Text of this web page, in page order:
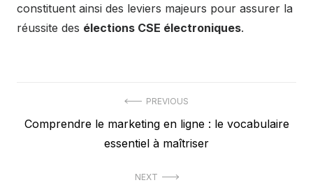
constituent ainsi des leviers majeurs pour assurer la
réussite des élections CSE électroniques.
navigation
PREVIOUS
Previous
Comprendre le marketing en ligne : le vocabulaire
essentiel à maîtriser
NEXT